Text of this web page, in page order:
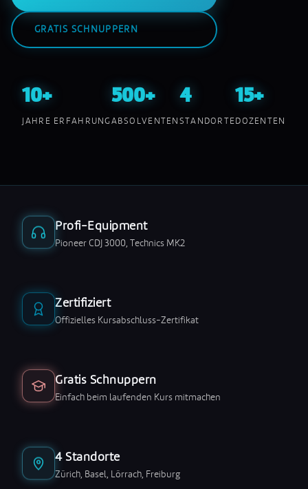
GRATIS SCHNUPPERN
10+
JAHRE ERFAHRUNG
500+
ABSOLVENTEN
4
STANDORTE
15+
DOZENTEN
Profi-Equipment
Pioneer CDJ 3000, Technics MK2
Zertifiziert
Offizielles Kursabschluss-Zertifikat
Gratis Schnuppern
Einfach beim laufenden Kurs mitmachen
4 Standorte
Zürich, Basel, Lörrach, Freiburg